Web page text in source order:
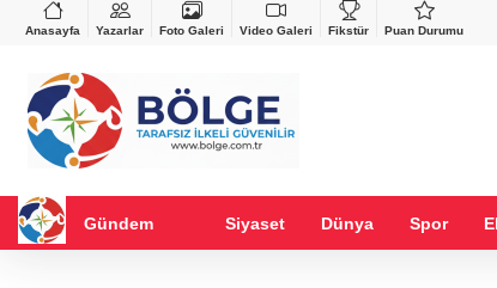
Anasayfa Yazarlar Foto Galeri Video Galeri Fikstür Puan Durumu
%-0,22
VND
0,0018
%0,32
GAU/TRY
6.660,55%2,59
Gündem Siyaset Dünya Spor